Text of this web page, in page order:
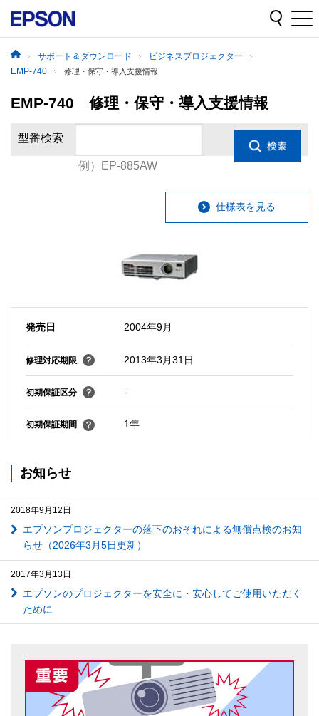
サポート＆ダウンロード
ビジネスプロジェクター
EMP-740
修理・保守・導入支援情報
EMP-740 修理・保守・導入支援情報
型番検索
例）EP-885AW
仕様表を見る
発売日 2004年9月
修理対応期限 2013年3月31日
初期保証区分 -
初期保証期間 1年
お知らせ
2018年9月12日
エプソンプロジェクターの落下のおそれによる無償点検のお知
らせ（2026年3月5日更新）
2017年3月13日
エプソンのプロジェクターを安全に・安心してご使用いただく
ために